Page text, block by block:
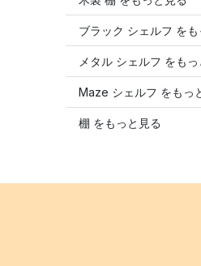
ブラック シェルフ をも
メタル シェルフ をもっ
Maze シェルフ をもっ
棚 をもっと見る